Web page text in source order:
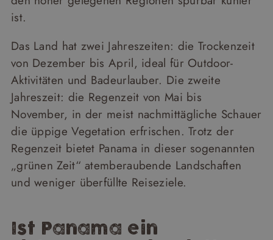
ist.
Das Land hat zwei Jahreszeiten: die Trockenzeit
von Dezember bis April, ideal für Outdoor-
Aktivitäten und Badeurlauber. Die zweite
Jahreszeit: die Regenzeit von Mai bis
November, in der meist nachmittägliche Schauer
die üppige Vegetation erfrischen. Trotz der
Regenzeit bietet Panama in dieser sogenannten
„grünen Zeit“ atemberaubende Landschaften
und weniger überfüllte Reiseziele.
Ist Panama ein